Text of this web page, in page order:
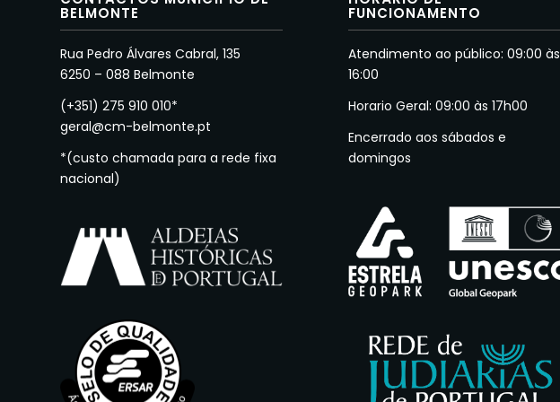
BELMONTE
Rua Pedro Álvares Cabral, 135
6250 – 088 Belmonte
(+351) 275 910 010*
geral@cm-belmonte.pt
*(custo chamada para a rede fixa
nacional)
FUNCIONAMENTO
Atendimento ao público: 09:00 às
16:00
Horario Geral: 09:00 às 17h00
Encerrado aos sábados e
domingos